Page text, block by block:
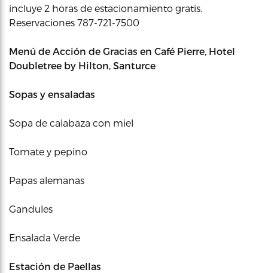
incluye 2 horas de estacionamiento gratis.
Reservaciones 787-721-7500
Menú de Acción de Gracias en Café Pierre, Hotel
Doubletree by Hilton, Santurce
Sopas y ensaladas
Sopa de calabaza con miel
Tomate y pepino
Papas alemanas
Gandules
Ensalada Verde
Estación de Paellas